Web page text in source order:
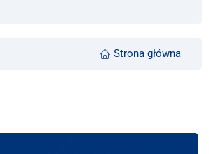
Strona główna